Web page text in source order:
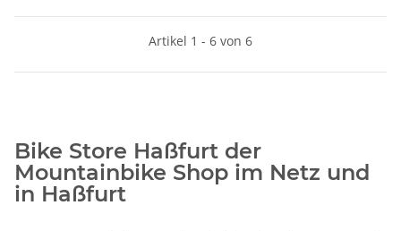
Artikel 1 - 6 von 6
Bike Store Haßfurt der
Mountainbike Shop im Netz und
in Haßfurt